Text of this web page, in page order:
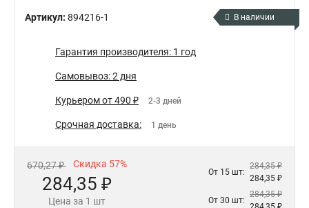
Артикул: 894216-1 В наличии
Гарантия производителя: 1 год
Самовывоз: 2 дня
Курьером от 490 ₽ 2-3 дней
Срочная доставка: 1 день
670,27 ₽ Скидка 57%
284,35 ₽
Цена за 1 шт
От 15 шт:
284,35 ₽
284,35 ₽
От 30 шт:
284,35 ₽